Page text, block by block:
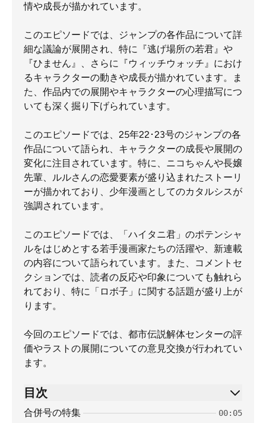
情や成長が描かれています。
このエピソードでは、ジャンプの各作品について詳
細な議論が展開され、特に『逃げ場所の若君』や
『ひません』、さらに『ウィッチウォッチ』におけ
るキャラクターの動きや成長が描かれています。ま
た、作品内での展開やキャラクターの心理描写につ
いても深く掘り下げられています。
このエピソードでは、25年22･23号のジャンプの各
作品について語られ、キャラクターの成長や展開の
変化に注目されています。特に、ニコちゃんや長嬢
先輩、ルルさんの恋愛要素が盛り込まれたストーリ
ーが描かれており、少年漫画としてのカタルシスが
強調されています。
このエピソードでは、「ハイタニ君」のポテンシャ
ルをはじめとする若手漫画家たちの活躍や、新連載
の内容について語られています。また、コメントセ
クションでは、読者の反応や印象についても触れら
れており、特に「ロボ子」に関する話題が盛り上が
ります。
今回のエピソードでは、都市伝説解体センターの評
価やラストの展開についての意見交換が行われてい
ます。
目次
合併号の特集 00:05